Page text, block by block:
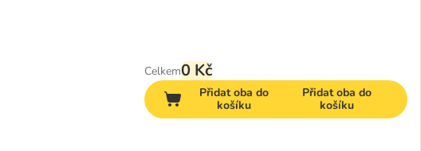
Celkem0 Kč
Přidat oba do
košíku
Přidat oba do
košíku